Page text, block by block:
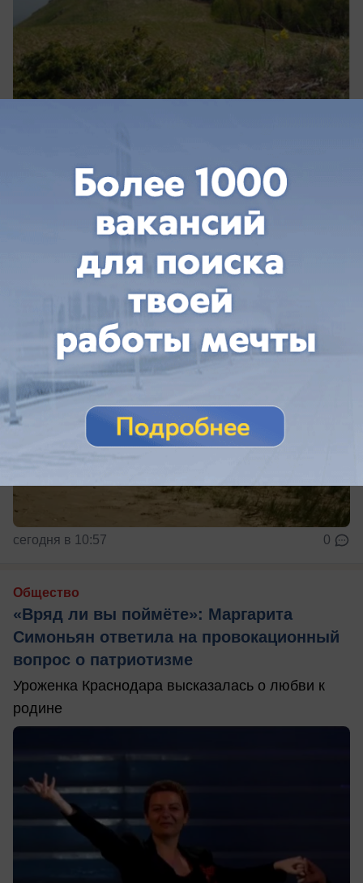
Опасная жара до +39 градусов
надвигается на Кубань
Жара до +39 градусов накроет Кубань
сегодня в 10:57 0
Общество
«Вряд ли вы поймёте»: Маргарита
Симоньян ответила на провокационный
вопрос о патриотизме
Уроженка Краснодара высказалась о любви к
родине